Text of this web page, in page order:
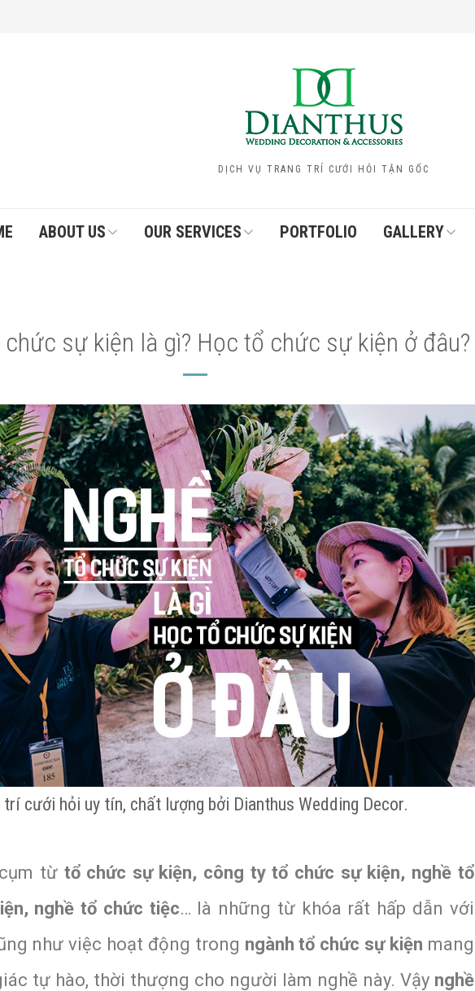
DỊCH VỤ TRANG TRÍ CƯỚI HỎI TẬN GỐC
ABOUT US OUR SERVICES PORTFOLIO GALLERY
chức sự kiện là gì? Học tổ chức sự kiện ở đâu?
trí cưới hỏi uy tín, chất lượng bởi Dianthus Wedding Decor.
từ tổ chức sự kiện, công ty tổ chức sự kiện, nghề tổ
nghề tổ chức tiệc… là những từ khóa rất hấp dẫn với
như việc hoạt động trong ngành tổ chức sự kiện mang
tự hào, thời thượng cho người làm nghề này. Vậy nghề